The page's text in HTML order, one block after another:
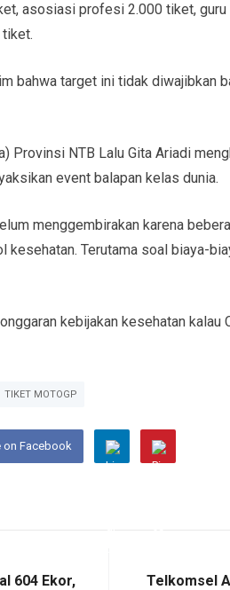
asosiasi profesi 2.000 tiket,
bahwa target ini tidak diwajibkan
Provinsi NTB Lalu Gita Ariadi
event balapan kelas dunia.
menggembirakan karena
kesehatan. Terutama soal biaya-
kebijakan kesehatan kalau
TIKET MOTOGP
on Facebook
604 Ekor,
Telkomsel